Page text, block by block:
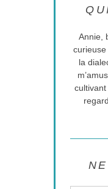
Annie,
la